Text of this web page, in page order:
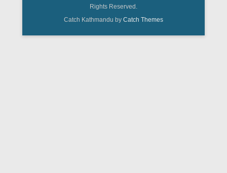
Rights Reserved.
Catch Kathmandu by Catch Themes